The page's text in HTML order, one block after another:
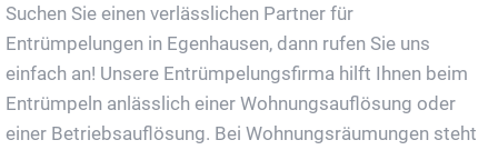
Suchen Sie einen verlässlichen Partner für
Entrümpelungen in Egenhausen, dann rufen Sie uns
einfach an! Unsere Entrümpelungsfirma hilft Ihnen beim
Entrümpeln anlässlich einer Wohnungsauflösung oder
einer Betriebsauflösung. Bei Wohnungsräumungen steht